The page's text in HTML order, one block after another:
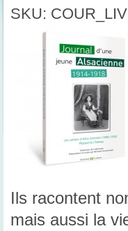
SKU:
Ils racontent
mais aussi la